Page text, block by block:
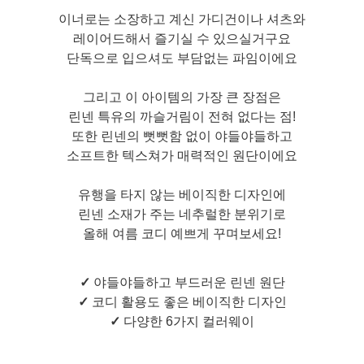
이너로는 소장하고 계신 가디건이나 셔츠와
레이어드해서 즐기실 수 있으실거구요
단독으로 입으셔도 부담없는 파임이에요
그리고 이 아이템의 가장 큰 장점은
린넨 특유의 까슬거림이 전혀 없다는 점!
또한 린넨의 뻣뻣함 없이 야들야들하고
소프트한 텍스쳐가 매력적인 원단이에요
유행을 타지 않는 베이직한 디자인에
린넨 소재가 주는 네추럴한 분위기로
올해 여름 코디 예쁘게 꾸며보세요!
✓ 야들야들하고 부드러운 린넨 원단
✓ 코디 활용도 좋은 베이직한 디자인
✓ 다양한 6가지 컬러웨이